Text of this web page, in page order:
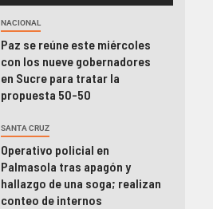
NACIONAL
Paz se reúne este miércoles
con los nueve gobernadores
en Sucre para tratar la
propuesta 50-50
SANTA CRUZ
Operativo policial en
Palmasola tras apagón y
hallazgo de una soga; realizan
conteo de internos